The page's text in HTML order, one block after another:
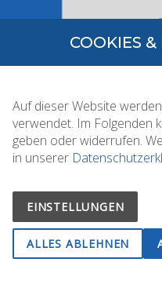
COOKIES
Auf dieser Website
verwendet. Im Folgenden
geben oder widerrufen.
in unserer
EINSTELLUNGEN
ALLES ABLEHNEN